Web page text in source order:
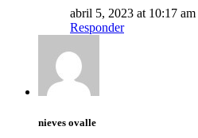
abril 5, 2023 at 10:17 am
Responder
nieves ovalle